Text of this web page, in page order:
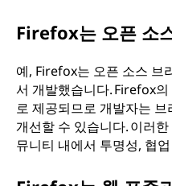
Firefox는 오픈 소
예, Firefox는 오픈 소스 브
서 개발했습니다. Firefox
로 제공되므로 개발자는
개선할 수 있습니다. 이러
뮤니티 내에서 투명성, 협